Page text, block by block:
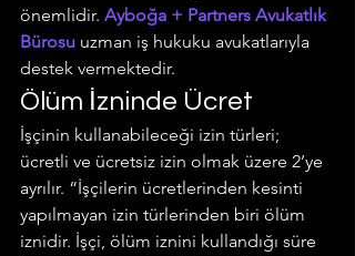
önemlidir. Ayboğa + Partners Avukatlık
Bürosu uzman iş hukuku avukatlarıyla
destek vermektedir.
Ölüm İzninde Ücret
İşçinin kullanabileceği izin türleri;
ücretli ve ücretsiz izin olmak üzere 2’ye
ayrılır. “İşçilerin ücretlerinden kesinti
yapılmayan izin türlerinden biri ölüm
iznidir. İşçi, ölüm iznini kullandığı süre